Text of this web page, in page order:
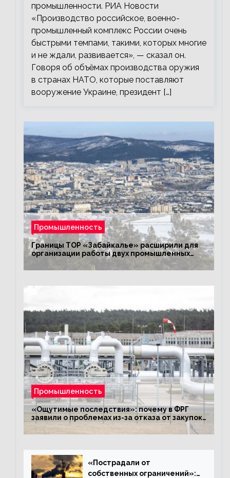
промышленности. РИА Новости
«Производство российское, военно-
промышленный комплекс России очень
быстрыми темпами, такими, которых многие
и не ждали, развивается», — сказал он.
Говоря об объёмах производства оружия
в странах НАТО, которые поставляют
вооружение Украине, президент […]
Промышленность
Границы ТОР «Забайкалье» расширили для
организации работы двух промышленных
предприятий
Промышленность
«Ощутимые последствия»: почему в ФРГ
заявили о проблемах из-за отказа от закупок
российского газа
«Пострадали от
собственных ограничений»: